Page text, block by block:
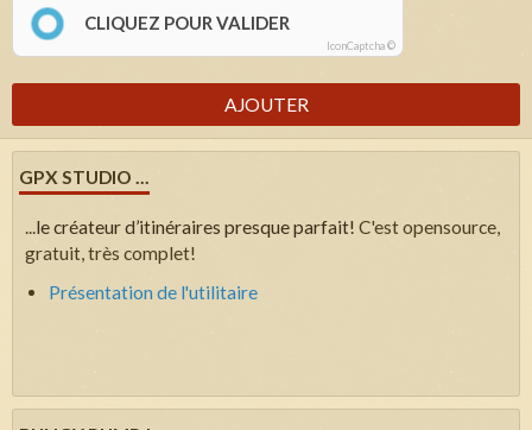
CLIQUEZ POUR VALIDER
IconCaptcha ©
AJOUTER
GPX STUDIO ...
...le créateur d’itinéraires presque parfait! C'est opensource,
gratuit, très complet!
Présentation de l'utilitaire